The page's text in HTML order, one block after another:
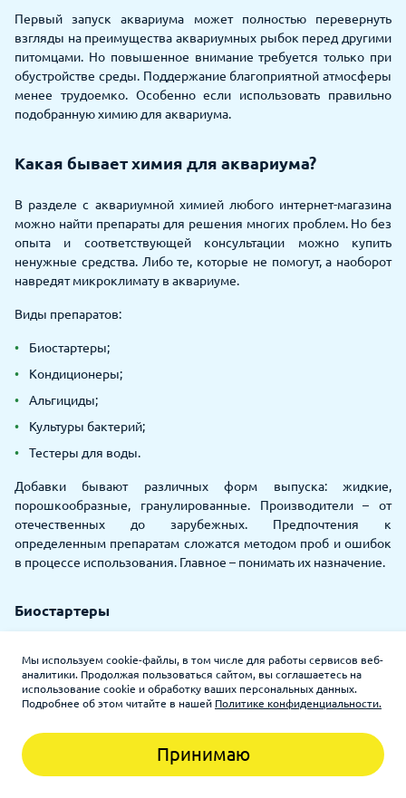
Мы используем cookie-файлы, в том числе для работы сервисов веб-
аналитики. Продолжая пользоваться сайтом, вы соглашаетесь на
использование cookie и обработку ваших персональных данных.
Подробнее об этом читайте в нашей Политике конфиденциальности.
Принимаю
Первый запуск аквариума может полностью перевернуть
взгляды на преимущества аквариумных рыбок перед другими
питомцами. Но повышенное внимание требуется только при
обустройстве среды. Поддержание благоприятной атмосферы
менее трудоемко. Особенно если использовать правильно
подобранную химию для аквариума.
Какая бывает химия для аквариума?
В разделе с аквариумной химией любого интернет-магазина
можно найти препараты для решения многих проблем. Но без
опыта и соответствующей консультации можно купить
ненужные средства. Либо те, которые не помогут, а наоборот
навредят микроклимату в аквариуме.
Виды препаратов:
Биостартеры;
Кондиционеры;
Альгициды;
Культуры бактерий;
Тестеры для воды.
Добавки бывают различных форм выпуска: жидкие,
порошкообразные, гранулированные. Производители – от
отечественных до зарубежных. Предпочтения к
определенным препаратам сложатся методом проб и ошибок
в процессе использования. Главное – понимать их назначение.
Биостартеры
Стандартный срок создания оптимальной среды для рыб – 10
дней. Биостартеры же ускоряют стабилизацию
биологического равновесия. И, соответственно, стандартный
биостартеров входят: штаммы бактерий, смесь ферментов и
другие добавки, которые помогают развитию полезной